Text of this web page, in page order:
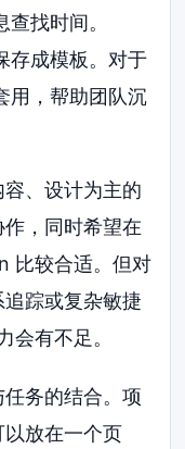
找时间。
存成模板。对于
用，帮助团队沉
、设计为主的
，同时希望在
比较合适。但对
踪或复杂敏捷
有不足。
务的结合。项
放在一个页